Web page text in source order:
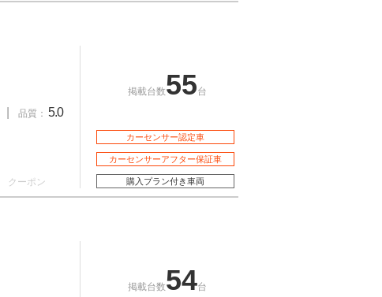
品質： 5.0
クーポン
掲載台数55台
カーセンサー認定車
カーセンサーアフター保証車
購入プラン付き車両
掲載台数54台